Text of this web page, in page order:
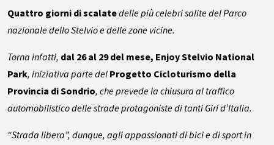
Quattro giorni di scalatedelle più celebri salite del Parco
nazionale dello Stelvio e delle zone vicine.
Torna infatti, dal 26 al 29 del mese, Enjoy Stelvio National
Park, iniziativa parte del Progetto Cicloturismo della
Provincia di Sondrio, che prevede la chiusura al traffico
automobilistico delle strade protagoniste di tanti Giri d’Italia.
“Strada libera”, dunque, agli appassionati di bici e di sport in